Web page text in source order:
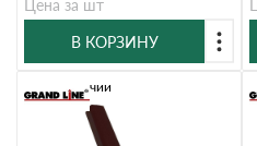
Цена за шт
В КОРЗИНУ
В наличии